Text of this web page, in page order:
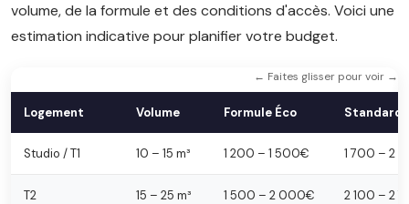
volume, de la formule et des conditions d'accès. Voici une
estimation indicative pour planifier votre budget.
← Faites glisser pour voir →
Logement Volume Formule Éco Standard
Studio / T1 10 – 15 m³ 1 200 – 1 500€ 1 700 – 2
T2 15 – 25 m³ 1 500 – 2 000€ 2 100 – 2